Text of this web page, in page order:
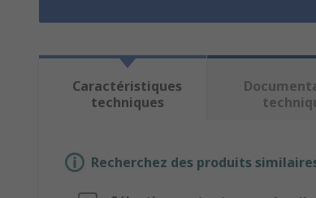
Caractéristiques
techniques
Recherchez des produits